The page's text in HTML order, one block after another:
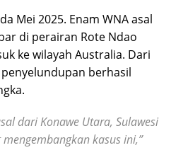
Mei 2025. Enam WNA asal
di perairan Rote Ndao
ke wilayah Australia. Dari
berhasil
dari Konawe Utara, Sulawesi
kasus ini,”